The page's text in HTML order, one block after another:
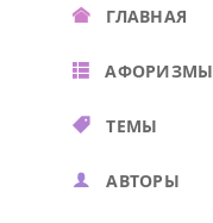
ГЛАВНАЯ
АФОРИЗМЫ
ТЕМЫ
АВТОРЫ